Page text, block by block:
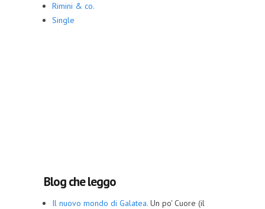
Rimini & co.
Single
Blog che leggo
Il nuovo mondo di Galatea. Un po' Cuore (il